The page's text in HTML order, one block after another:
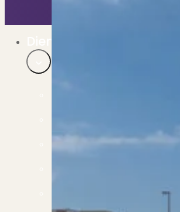
Samen vinden wij jouw droomwoning
Vraagt om specialistische kennis...